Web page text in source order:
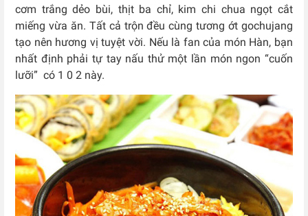
cơm trắng dẻo bùi, thịt ba chỉ, kim chi chua ngọt cắt
miếng vừa ăn. Tất cả trộn đều cùng tương ớt gochujang
tạo nên hương vị tuyệt vời. Nếu là fan của món Hàn, bạn
nhất định phải tự tay nấu thử một lần món ngon “cuốn
lưỡi” có 1 0 2 này.